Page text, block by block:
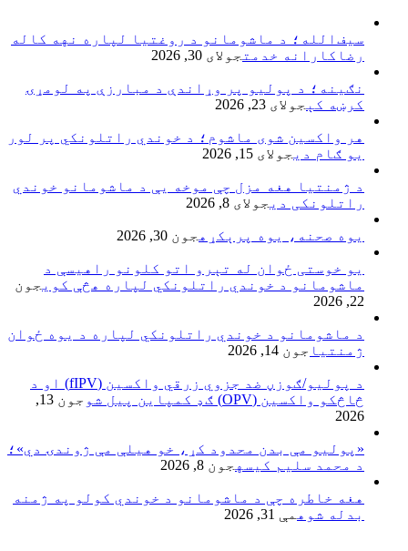
سیف‌الله؛ د ماشومانو د روغتیا لپاره نهه کاله
رضاکارانه خدمت جولای 30, 2026
نګینه؛ د پولیو پر وړاندې د مبارزې په لومړۍ
کرښه کې جولای 23, 2026
هر واکسین شوی ماشوم؛ د خوندي راتلونکي پر لور
یو ګام دی جولای 15, 2026
د ژمنتیا هغه مزل چې موخه یې د ماشومانو خوندي
راتلونکی دی جولای 8, 2026
یوه صحنه، یوه پرېکړه جون 30, 2026
یو خوستی ځوان له تېرو اتو کلونو راهیسې د
ماشومانو د خوندي راتلونکي لپاره هڅې کوي جون
22, 2026
د ماشومانو د خوندي راتلونکي لپاره د یوه ځوان
ژمنتیا جون 14, 2026
د پولیو/ګوزڼ ضد جزوي زرقي واکسین (fIPV) او د
څاڅکو واکسین (OPV) ګډ کمپاین پيل شو
جون 13,
2026
«پولیو مې بدن محدود کړ، خو هیلې مې ژوندۍ دي»؛
د محمد سلیم کیسه جون 8, 2026
هغه خاطره چې د ماشومانو د خوندي کولو په ژمنه
بدله شوه مې 31, 2026